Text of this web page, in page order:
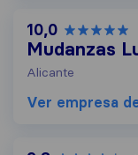
10,0
Mudanzas
Alicante
Ver empresa